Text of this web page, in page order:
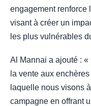
engagement renforce
visant à créer un
les plus vulnérables
Al Mannai a ajouté : «
la vente aux
laquelle nous visons
campagne en offrant